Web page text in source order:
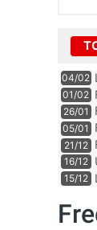
04/02
01/02
26/01
05/01
21/12
16/12
15/12